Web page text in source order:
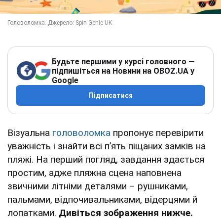
Будьте першими у курсі головного —
підпишіться на Новини на OBOZ.UA у
Google
Підписатися
Візуальна головоломка пропонує перевірити
уважність і знайти всі п’ять піщаних замків на
пляжі. На перший погляд, завдання здається
простим, адже пляжна сцена наповнена
звичними літніми деталями – рушниками,
пальмами, відпочивальниками, відерцями й
лопатками. Дивіться зображення нижче.